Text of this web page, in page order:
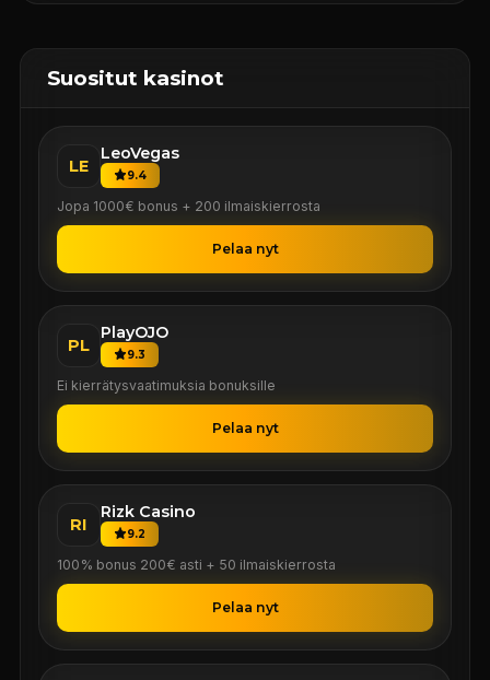
Suositut kasinot
LE
LeoVegas
9.4
Jopa 1000€ bonus + 200 ilmaiskierrosta
Pelaa nyt
PL
PlayOJO
9.3
Ei kierrätysvaatimuksia bonuksille
Pelaa nyt
RI
Rizk Casino
9.2
100% bonus 200€ asti + 50 ilmaiskierrosta
Pelaa nyt